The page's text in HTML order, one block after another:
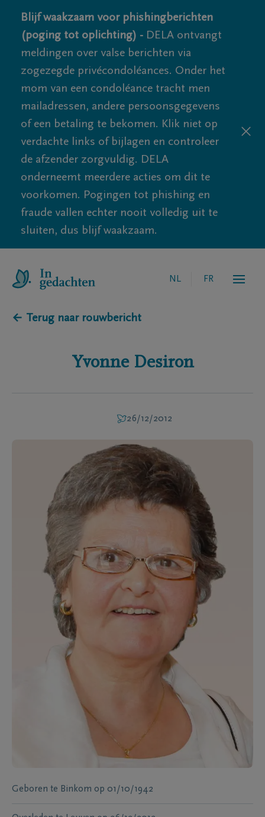
Blijf waakzaam voor phishingberichten
(poging tot oplichting) - DELA ontvangt
meldingen over valse berichten via
zogezegde privécondoléances. Onder het
mom van een condoléance tracht men
mailadressen, andere persoonsgegevens
of een betaling te bekomen. Klik niet op
verdachte links of bijlagen en controleer
de afzender zorgvuldig. DELA
onderneemt meerdere acties om dit te
voorkomen. Pogingen tot phishing en
fraude vallen echter nooit volledig uit te
sluiten, dus blijf waakzaam.
NL FR
← Terug naar rouwbericht
Yvonne Desiron
26/12/2012
Geboren te Binkom op 01/10/1942